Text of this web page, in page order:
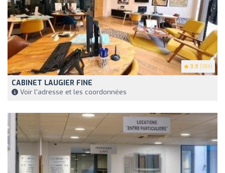
3.9 (184)
CABINET LAUGIER FINE
Voir l'adresse et les coordonnées